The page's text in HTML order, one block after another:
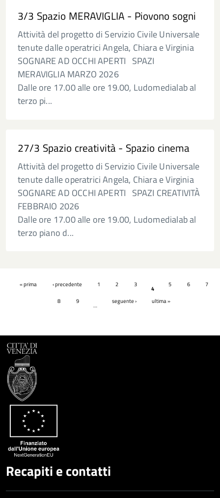
3/3 Spazio MERAVIGLIA - Piovono sogni
Attività del progetto di Servizio Civile Universale
tenute dalle operatrici Angela, Chiara e Virginia
SOGNARE AD OCCHI APERTI SPAZI
MERAVIGLIA MARZO 2026
Dalle ore 17.00 alle ore 19.00, Ludomedialab al
terzo pi...
27/3 Spazio creatività - Spazio cinema
Attività del progetto di Servizio Civile Universale
tenute dalle operatrici Angela, Chiara e Virginia
SOGNARE AD OCCHI APERTI SPAZI CREATIVITÀ
FEBBRAIO 2026
Dalle ore 17.00 alle ore 19.00, Ludomedialab al
terzo piano d...
Pagine« prima ‹ precedente 1 2 3
4
5 6 7
8 9
…
seguente › ultima »
Recapiti e contatti